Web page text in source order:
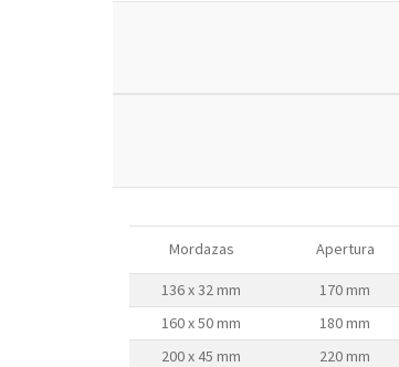
Mordazas Apertura
136 x 32 mm 170 mm
160 x 50 mm
180 mm
200 x 45 mm
220 mm